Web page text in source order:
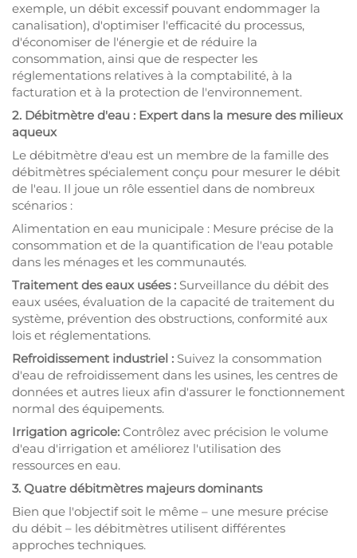
exemple, un débit excessif pouvant endommager la
canalisation), d'optimiser l'efficacité du processus,
d'économiser de l'énergie et de réduire la
consommation, ainsi que de respecter les
réglementations relatives à la comptabilité, à la
facturation et à la protection de l'environnement.
2. Débitmètre d'eau : Expert dans la mesure des milieux
aqueux
Le débitmètre d'eau est un membre de la famille des
débitmètres spécialement conçu pour mesurer le débit
de l'eau. Il joue un rôle essentiel dans de nombreux
scénarios :
Alimentation en eau municipale : Mesure précise de la
consommation et de la quantification de l'eau potable
dans les ménages et les communautés.
Traitement des eaux usées : Surveillance du débit des
eaux usées, évaluation de la capacité de traitement du
système, prévention des obstructions, conformité aux
lois et réglementations.
Refroidissement industriel : Suivez la consommation
d'eau de refroidissement dans les usines, les centres de
données et autres lieux afin d'assurer le fonctionnement
normal des équipements.
Irrigation agricole: Contrôlez avec précision le volume
d'eau d'irrigation et améliorez l'utilisation des
ressources en eau.
3. Quatre débitmètres majeurs dominants
Bien que l'objectif soit le même – une mesure précise
du débit – les débitmètres utilisent différentes
approches techniques.